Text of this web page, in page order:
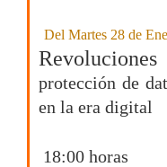
Del Martes 28 de
Revoluciones
protección de
en la era digital
18:00 horas